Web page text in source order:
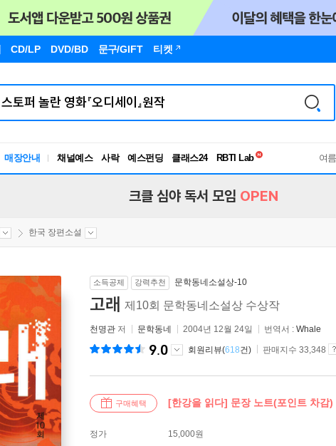
CD/LP DVD/BD 문구/GIFT 티켓
매장안내 채널예스 사락 예스펀딩 클래스24
RBTI Lab
독서유형검사
여
크클 심야 독서 모임 OPEN
한국 장편소설
소득공제 강력추천 문학동네소설상-10
고래 제10회 문학동네소설상 수상작
천명관 저 문학동네 2004년 12월 24일 번역서 : Whale
9.0 회원리뷰(618건) 판매지수 33,348
구매혜택 [한강을 읽다] 문장 노트(포인트 차감)
정가 15,000원